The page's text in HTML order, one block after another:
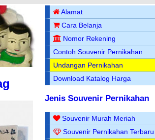
Alamat
Cara Belanja
Nomor Rekening
Contoh Souvenir Pernikahan
Undangan Pernikahan
Download Katalog Harga
Jenis Souvenir Pernikahan
Souvenir Murah Meriah
Souvenir Pernikahan Terbaru